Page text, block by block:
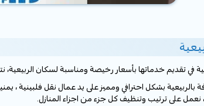
نعمل على ترتيب وتنظيف كل جزء من اجزاء المنازل.